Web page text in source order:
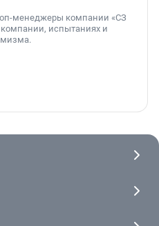
менеджеры компании «СЗ
испытаниях и